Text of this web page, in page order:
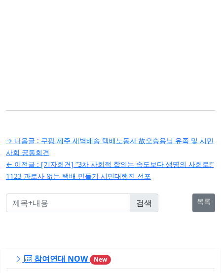
글
탐
색
→ 다음글 : 쿠팡 제주 새벽배송 택배노동자 故오승용님 유족 및 시민
사회 공동회견
← 이전글 : [기자회견] “3차 사회적 합의는 속도보다 생명의 사회로!”
1123 과로사 없는 택배 만들기 시민대행진 선포
목록
참여연대 NOW New